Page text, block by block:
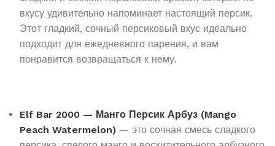
вкусу удивительно напоминает настоящий персик.
Этот гладкий, сочный персиковый вкус идеально
подходит для ежедневного парения, и вам
понравится возвращаться к нему.
Elf Bar 2000 — Манго Персик Арбуз (Mango
Peach Watermelon) — это сочная смесь сладкого